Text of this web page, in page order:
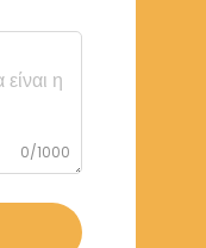
0/1000